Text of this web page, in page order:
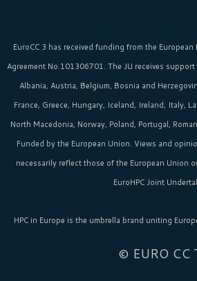
EuroCC 3 has received funding from the
Agreement No.101306701. The JU receives
Albania, Austria, Belgium, Bosnia and
France, Greece, Hungary, Iceland, Ireland, Italy,
North Macedonia, Norway, Poland, Portugal,
Funded by the European Union. Views and
necessarily reflect those of the European Union
EuroHPC Joint
HPC in Europe is the umbrella brand uniting
© EURO CC